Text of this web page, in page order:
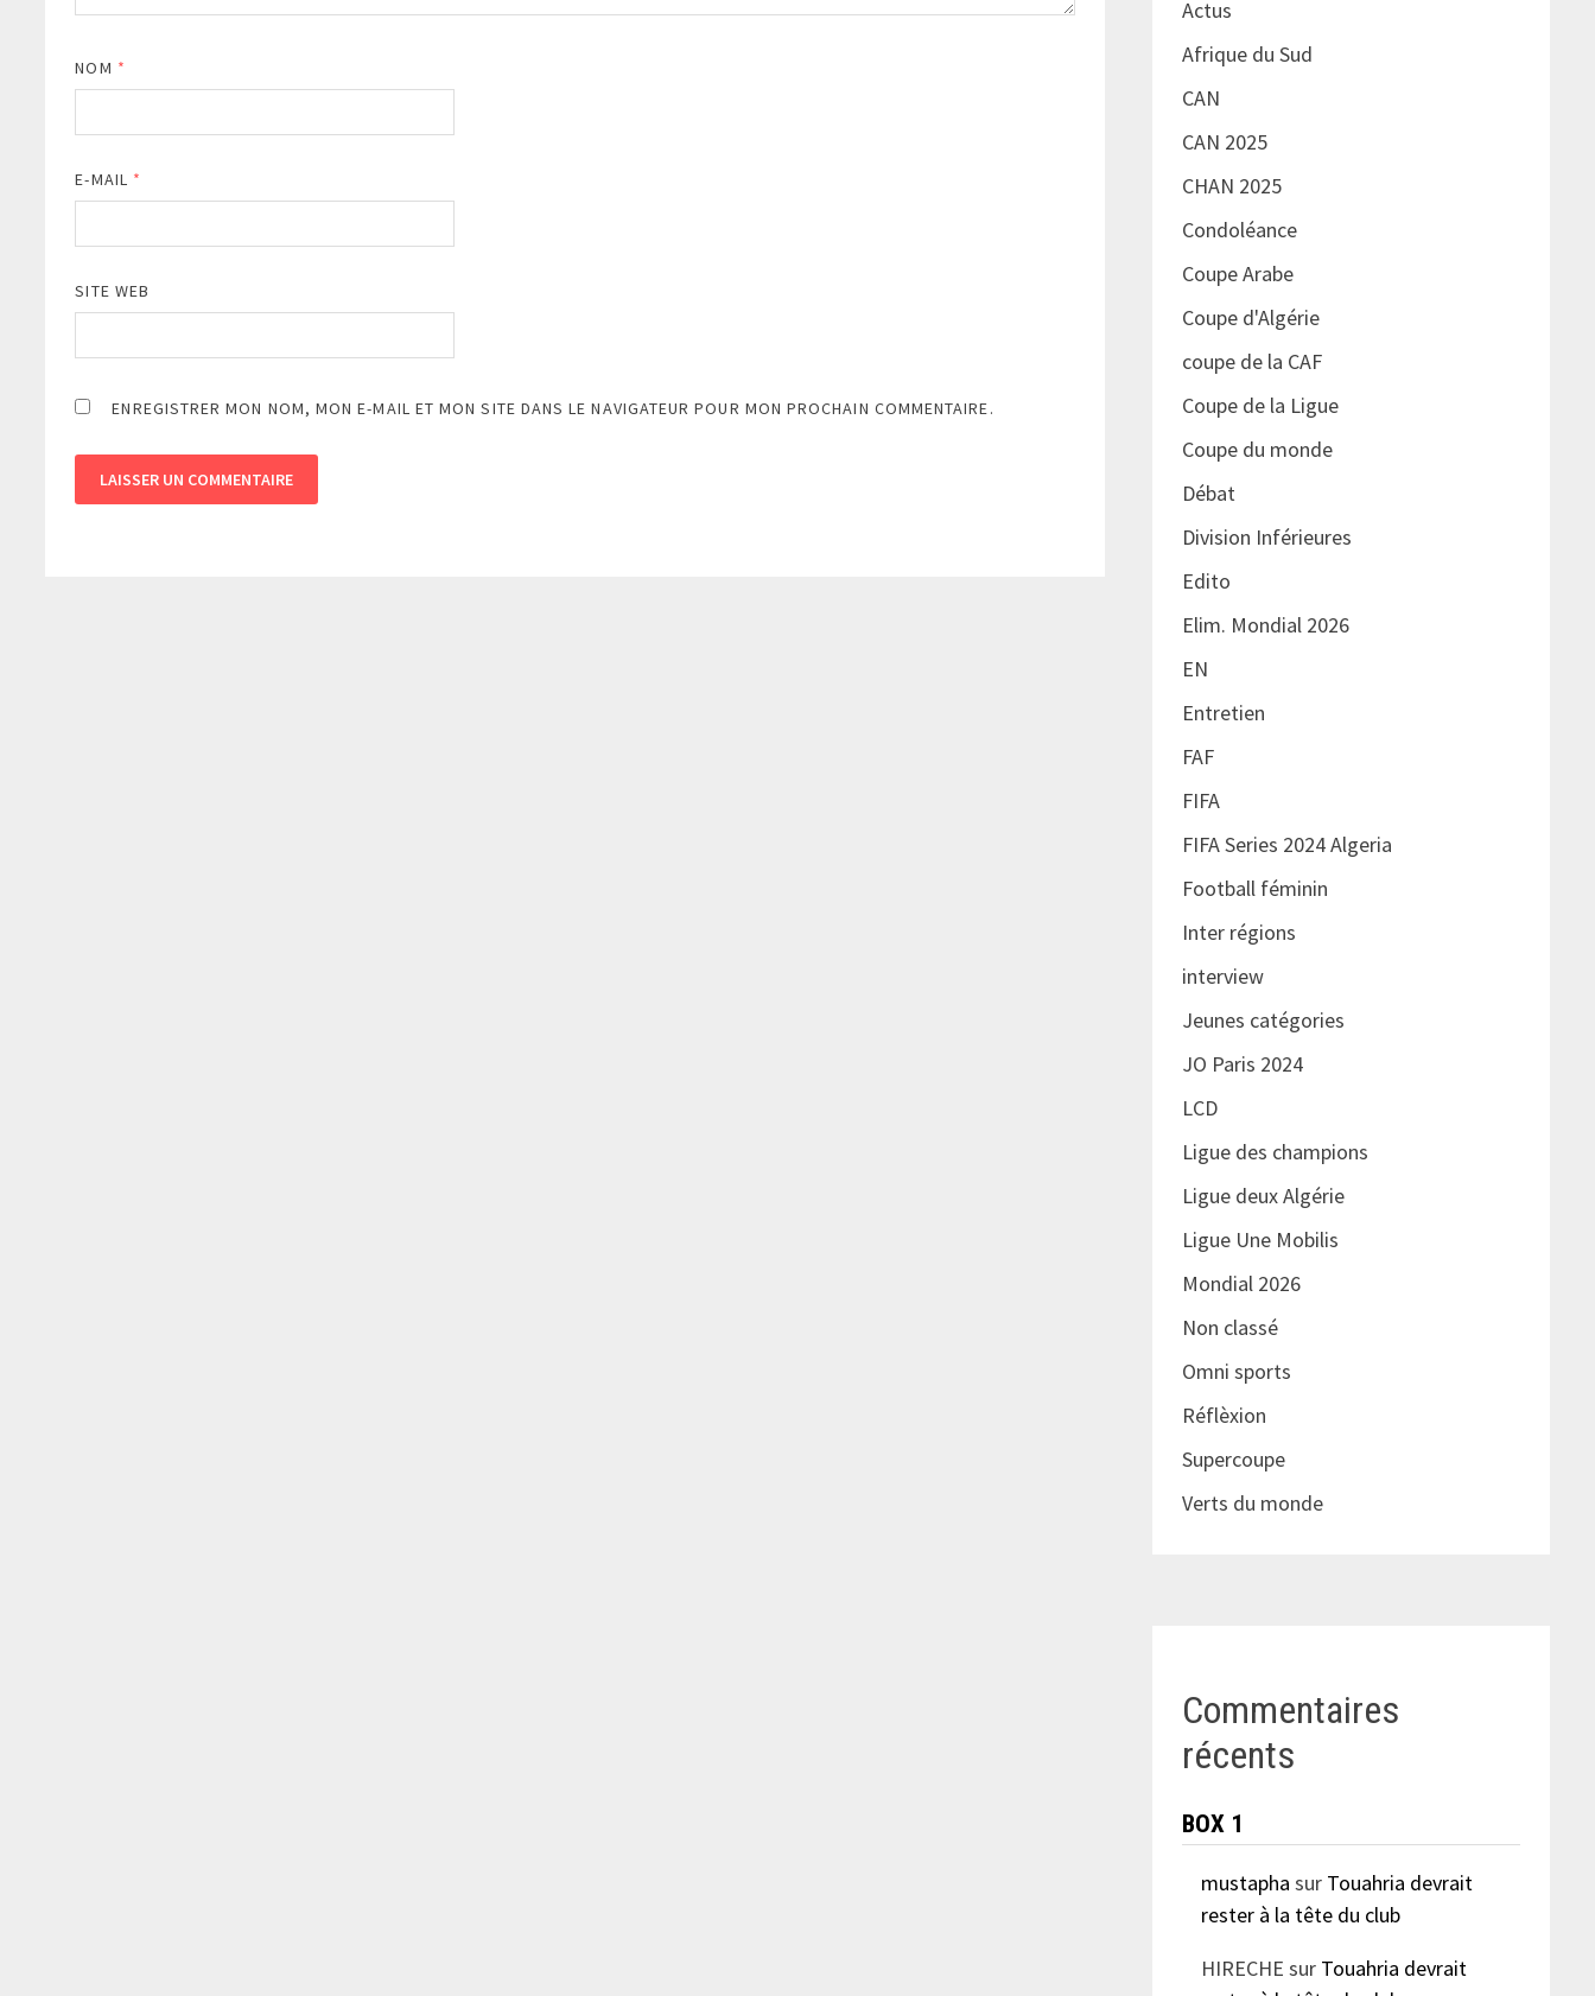
NOM *
E-MAIL *
SITE WEB
ENREGISTRER MON NOM, MON E-MAIL ET MON SITE DANS LE NAVIGATEUR POUR MON PROCHAIN COMMENTAIRE.
Actus
Afrique du Sud
CAN
CAN 2025
CHAN 2025
Condoléance
Coupe Arabe
Coupe d'Algérie
coupe de la CAF
Coupe de la Ligue
Coupe du monde
Débat
Division Inférieures
Edito
Elim. Mondial 2026
EN
Entretien
FAF
FIFA
FIFA Series 2024 Algeria
Football féminin
Inter régions
interview
Jeunes catégories
JO Paris 2024
LCD
Ligue des champions
Ligue deux Algérie
Ligue Une Mobilis
Mondial 2026
Non classé
Omni sports
Réflèxion
Supercoupe
Verts du monde
Commentaires
récents
BOX 1
mustapha sur Touahria devrait
rester à la tête du club
HIRECHE sur Touahria devrait